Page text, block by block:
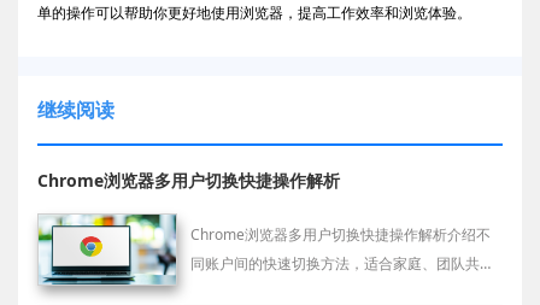
单的操作可以帮助你更好地使用浏览器，提高工作效率和浏览体验。
继续阅读
Chrome浏览器多用户切换快捷操作解析
Chrome浏览器多用户切换快捷操作解析介绍不
同账户间的快速切换方法，适合家庭、团队共享